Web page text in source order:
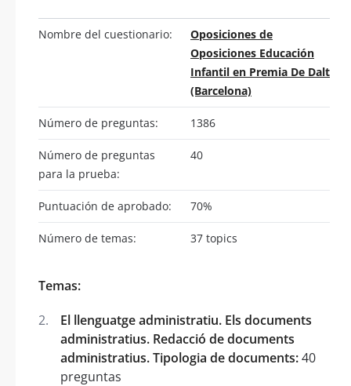
Nombre del cuestionario:
Oposiciones de
Oposiciones Educación
Infantil en Premia De Dalt
(Barcelona)
Número de preguntas: 1386
Número de preguntas
para la prueba:
40
Puntuación de aprobado: 70%
Número de temas: 37 topics
Temas:
El llenguatge administratiu. Els documents
administratius. Redacció de documents
administratius. Tipologia de documents:40
preguntas